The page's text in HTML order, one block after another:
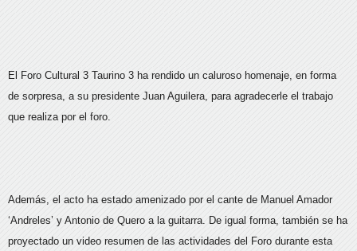
El Foro Cultural 3 Taurino 3 ha rendido un caluroso homenaje, en forma
de sorpresa, a su presidente Juan Aguilera, para agradecerle el trabajo
que realiza por el foro.
Además, el acto ha estado amenizado por el cante de Manuel Amador
‘Andreles’ y Antonio de Quero a la guitarra. De igual forma, también se ha
proyectado un video resumen de las actividades del Foro durante esta